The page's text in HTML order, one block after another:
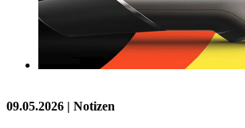
09.05.2026 | Notizen